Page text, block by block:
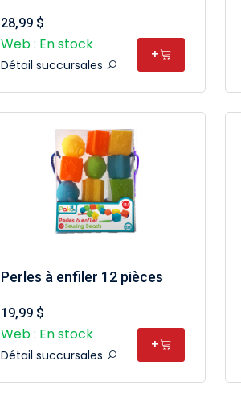
28,99 $
Web : En stock
Détail succursales
+
Perles à enfiler 12 pièces
19,99 $
Web : En stock
Détail succursales
+